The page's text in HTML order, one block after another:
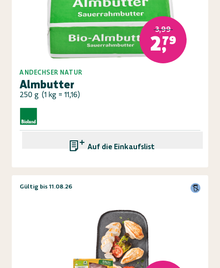
3,99
2,79
ANDECHSER NATUR
Almbutter
250 g (1 kg = 11,16)
Auf die Einkaufsliste
Gültig bis 11.08.26